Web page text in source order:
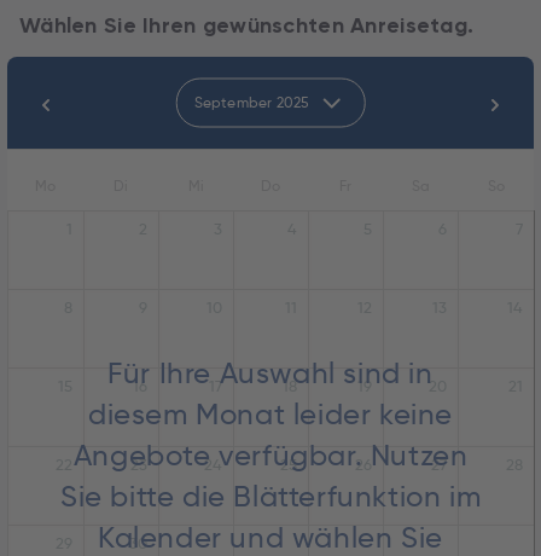
Wählen Sie Ihren gewünschten Anreisetag.
September 2025
Für Ihre Auswahl sind in
diesem Monat leider keine
Angebote verfügbar. Nutzen
Sie bitte die Blätterfunktion im
Kalender und wählen Sie
16 17 18 19 20
23 24 25 26 27
30